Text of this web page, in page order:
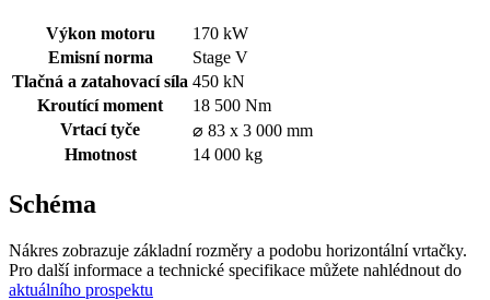
Výkon motoru
170 kW
Emisní norma
Stage V
Tlačná a zatahovací síla 450 kN
Kroutící moment
18 500 Nm
Vrtací tyče
⌀ 83 x 3 000 mm
Hmotnost
14 000 kg
Schéma
Nákres zobrazuje základní rozměry a podobu horizontální vrtačky.
Pro další informace a technické specifikace můžete nahlédnout do
aktuálního prospektu